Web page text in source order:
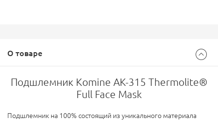
О товаре
Подшлемник Komine AK-315 Thermolite®
Full Face Mask
Подшлемник на 100% состоящий из уникального материала